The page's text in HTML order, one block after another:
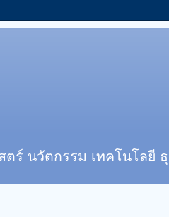
ตร์ นวัตกรรม เทคโนโลยี